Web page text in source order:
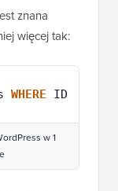
znana
więcej tak:
WHERE
ID
w 1